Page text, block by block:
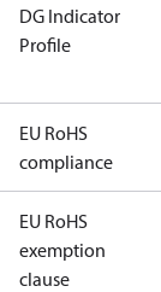
DG Indicator
Profile
EU RoHS
compliance
EU RoHS
exemption
clause